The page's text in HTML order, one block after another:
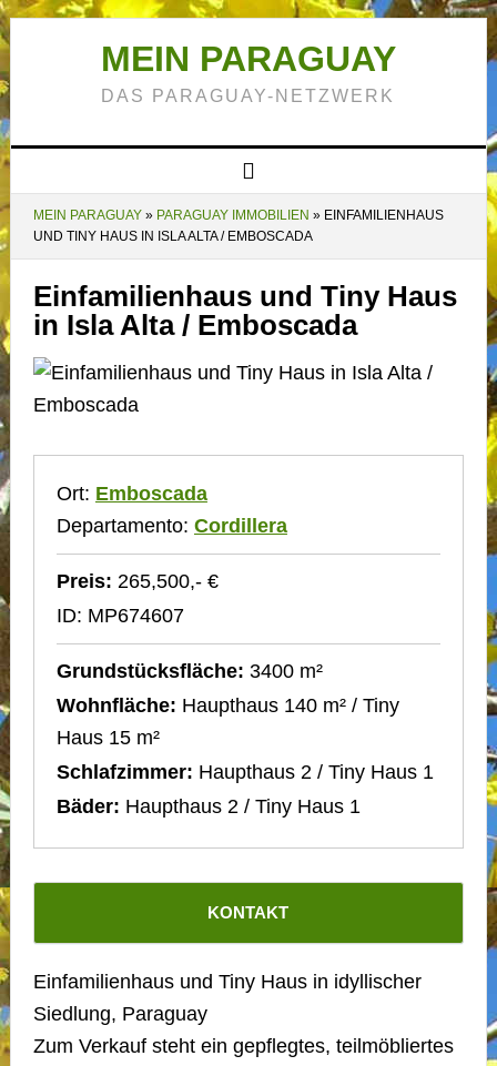
MEIN PARAGUAY
DAS PARAGUAY-NETZWERK
MEIN PARAGUAY» PARAGUAY IMMOBILIEN » EINFAMILIENHAUS
UND TINY HAUS IN ISLA ALTA / EMBOSCADA
Einfamilienhaus und Tiny Haus
in Isla Alta / Emboscada
Ort: Emboscada
Departamento: Cordillera
Preis: 265,500,- €
ID: MP674607
Grundstücksfläche: 3400 m²
Wohnfläche: Haupthaus 140 m² / Tiny
Haus 15 m²
Schlafzimmer: Haupthaus 2 / Tiny Haus 1
Bäder: Haupthaus 2 / Tiny Haus 1
KONTAKT
Einfamilienhaus und Tiny Haus in idyllischer
Siedlung, Paraguay
Zum Verkauf steht ein gepflegtes, teilmöbliertes